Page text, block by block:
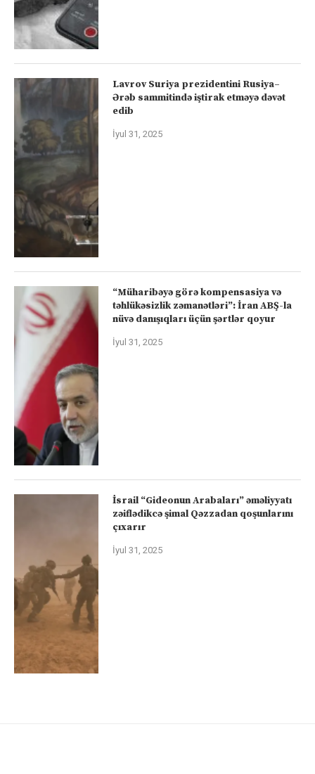
Lavrov Suriya prezidentini Rusiya–
Ərəb sammitində iştirak etməyə dəvət
edib
İyul 31, 2025
“Müharibəyə görə kompensasiya və
təhlükəsizlik zəmanətləri”: İran ABŞ-la
nüvə danışıqları üçün şərtlər qoyur
İyul 31, 2025
İsrail “Gideonun Arabaları” əməliyyatı
zəiflədikcə şimal Qəzzadan qoşunlarını
çıxarır
İyul 31, 2025